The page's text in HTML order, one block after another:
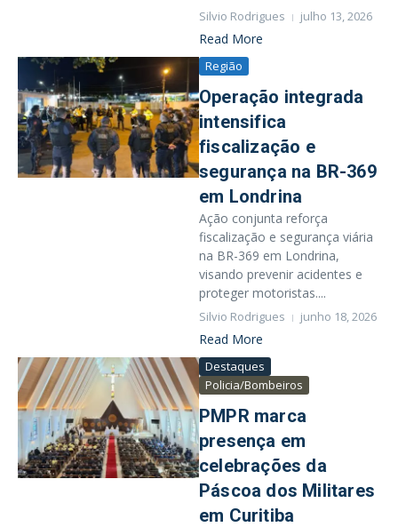
Silvio Rodrigues julho 13, 2026
Read More
Região
Operação integrada
intensifica
fiscalização e
segurança na BR-369
em Londrina
Ação conjunta reforça
fiscalização e segurança viária
na BR-369 em Londrina,
visando prevenir acidentes e
proteger motoristas....
Silvio Rodrigues junho 18, 2026
Read More
Destaques
Policia/Bombeiros
PMPR marca
presença em
celebrações da
Páscoa dos Militares
em Curitiba